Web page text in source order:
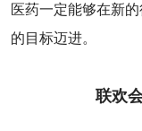
医药一定能够在新
的目标迈进。
联欢